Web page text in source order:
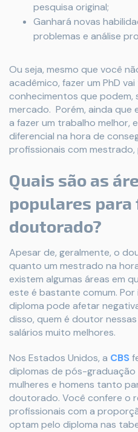
pesquisa original;
Ganhará novas
problemas e análise
Ou seja, mesmo que você
acadêmico, fazer um PhD
conhecimentos que podem,
mercado. Porém, ainda que
a fazer um trabalho melhor,
diferencial na hora de
profissionais com mestrado,
Quais são as
populares para
doutorado?
Apesar de, geralmente, o
quanto um mestrado na
existem algumas áreas em
este é bastante comum. Por
diploma pode afetar
disso, quem é doutor
salários muito melhores.
Nos Estados Unidos, a CBS
diplomas de pós-
mulheres e homens tanto
doutorado. Você confere o
profissionais com a
optam pelo diploma nas